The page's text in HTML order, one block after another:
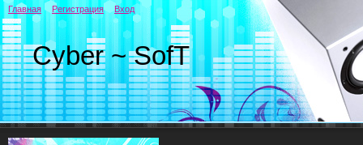
Cyber ~ SofT
Главная Регистрация Вход